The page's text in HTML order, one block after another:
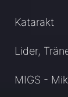
Katarakt
Lider,
MIGS -